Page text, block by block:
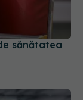
sănătatea